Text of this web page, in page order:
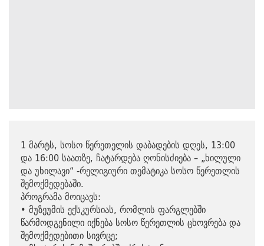
1 მარტს, სოსო წერეთელის დაბადების დღეს, 13:00
და 16:00 საათზე, ჩატარდება ღონისძიება – „ხილული
და უხილავი“ -რელიგიური თემატიკა სოსო წერეთლის
შემოქმედებაში.
პროგრამა მოიცავს:
• მუზეუმის ექსკურსიას, რომლის ფარგლებში
წარმოდგენილი იქნება სოსო წერეთლის ცხოვრება და
შემოქმედებითი სივრცე;